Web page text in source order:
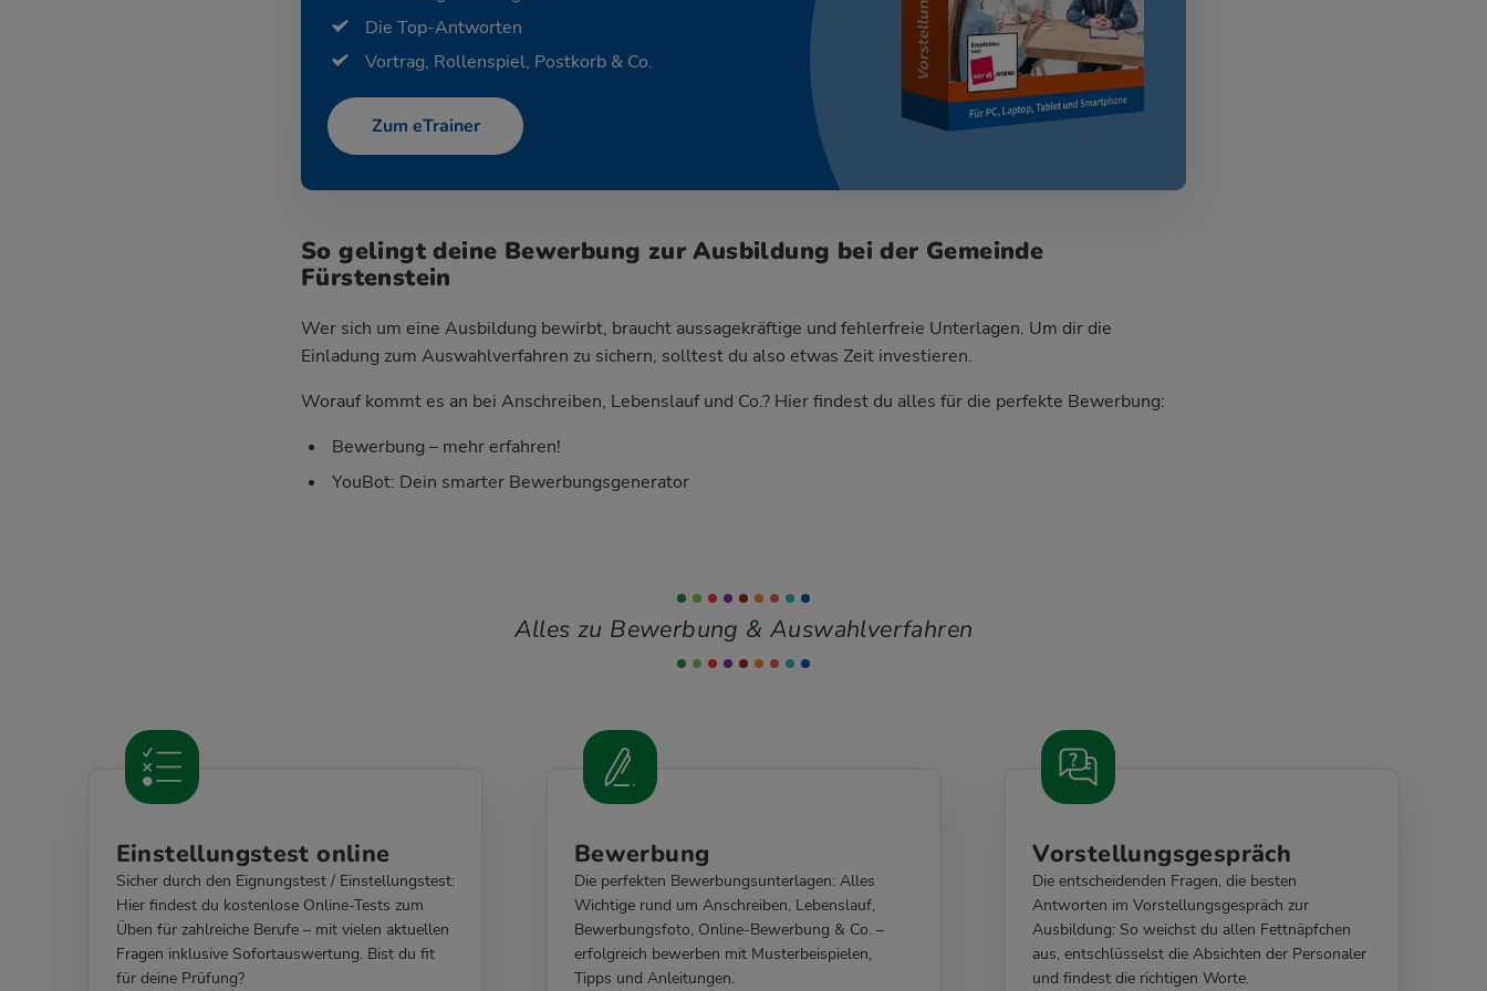
Die Top-Antworten
Vortrag, Rollenspiel, Postkorb & Co.
Zum eTrainer
So gelingt deine Bewerbung zur Ausbildung bei der Gemeinde
Fürstenstein
Wer sich um eine Ausbildung bewirbt, braucht aussagekräftige und fehlerfreie Unterlagen. Um dir die
Einladung zum Auswahlverfahren zu sichern, solltest du also etwas Zeit investieren.
Worauf kommt es an bei Anschreiben, Lebenslauf und Co.? Hier findest du alles für die perfekte Bewerbung:
Bewerbung – mehr erfahren!
YouBot: Dein smarter Bewerbungsgenerator
Alles zu Bewerbung & Auswahlverfahren
Einstellungstest online
Sicher durch den Eignungstest / Einstellungstest:
Hier findest du kostenlose Online-Tests zum
Üben für zahlreiche Berufe – mit vielen aktuellen
Fragen inklusive Sofortauswertung. Bist du fit
für deine Prüfung?
Bewerbung
Die perfekten Bewerbungsunterlagen: Alles
Wichtige rund um Anschreiben, Lebenslauf,
Bewerbungsfoto, Online-Bewerbung & Co. –
erfolgreich bewerben mit Musterbeispielen,
Tipps und Anleitungen.
Vorstellungsgespräch
Die entscheidenden Fragen, die besten
Antworten im Vorstellungsgespräch zur
Ausbildung: So weichst du allen Fettnäpfchen
aus, entschlüsselst die Absichten der Personaler
und findest die richtigen Worte.